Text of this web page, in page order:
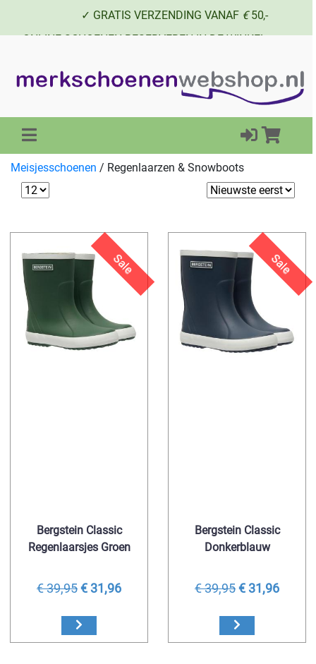
✓ GRATIS VERZENDING VANAF €50,-
✓ ONLINE SCHOENEN RESERVEREN IN DE WINKEL
Meisjesschoenen / Regenlaarzen & Snowboots
Sale
Bergstein Classic
Regenlaarsjes Groen
€ 39,95€ 31,96
Sale
Bergstein Classic
Donkerblauw
€ 39,95€ 31,96